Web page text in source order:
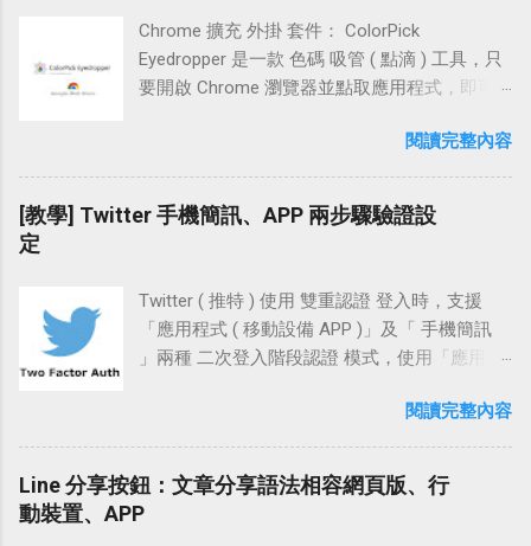
是否要登入，這裡點擊【登入】。 在這邊系統
提示「您已登入成功」我們按下【確定】，回
到「電腦版」就可以看到成功登入 LINE 了。 小
結 行動裝置不開啟「未知的來源 ( Android )」
平日每人的使用習慣不一，尤其是電腦裝置常
入還來的安全一些些。
「進階設定」下方的輸入框中，「輸入自己的
網址」並按下【儲存】 出現提示：「無法使用
裸域名」綁定 Blogger 的訊息，並要求我們新增
「blog」。這邊可以右鍵點選【設定說明】在
「瀏覽器」開一新分頁，觀察一下該如何設
置。 以「頂層網域」來觀察，頁面中提示需在
自己的 DNS 平台中設定一個「CNAME 記錄
www.techcoke.com」的話 ( * 網址列輸入
techcoke.com 會直接跳轉到
www.techcoke.com )，還需設置四筆「 A 記
錄」並指向 Blogger 給的 IP 位址。 「瀏覽器」
面中提示： 在 CNAME 記錄中，除了需要一筆
將「www 指向 ghs.google.com」的記錄，還需
密鑰對 ) 外，還能加載現有 金鑰 進行簡易修
編。例如幫私鑰加入密碼，變更私鑰密碼，或
是變更金鑰註解 ( Key comment )。 Windows
上如果要連線到 Red Hat OpenShift 、Google
配，能方便的建立起 SSH 的連線。 文章中使用
與私鑰」密鑰對 更改金鑰註解 ( Key comment )
私鑰加上密碼，匯入現有私鑰 軟體檔案 軟體名
稱：PuTTYgen 檔案連結： PuTTY Download
生 SSH 連線 RSA、DSA 公鑰和私鑰密鑰對，加
載現有私鑰進行簡易修編。例如：幫私鑰加入
密碼，變更私鑰密碼，或是變更金鑰註解 ( Key
comment )。 使用方式 下載 PuTTYgen 前往
Chrome 擴充 外掛 套件： ColorPick
Eyedropper 是一款 色碼 吸管 ( 點滴 ) 工具，只
要開啟 Chrome 瀏覽器並點取應用程式，即可
碼 ( 十六進位值色碼 ) 及 RGB 色彩，在使用上
非常便利。 產品特點 使用鼠標在網頁上的任何
位置選擇顏色！ 可預覽像素並縮放顏色選擇
器。 使用箭頭鍵拖動預覽微調。 方便的複製查
安裝版）。 轉換 RGB 到 HEX，轉換 HEX 到
RGB（僅適用於 Windows 主機安裝版）。 保留
上一次選擇的歷史顏色。 軟體資訊 軟體名稱：
ColorPick Eyedropper 軟體性質：Chrome 免費
http://vidsbee.com/ColorPick/ 檔案下載：
Chrome 安裝版連結 ｜ 主機安裝版官網鏈結 附
閱讀完整內容
[教學] Twitter 手機簡訊、APP 兩步驟驗證設
定
Twitter ( 推特 ) 使用 雙重認證 登入時，支援
「應用程式 ( 移動設備 APP )」及「 手機簡訊
」兩種 二次登入階段認證 模式，使用「應用程
裝 Twitter app 並設置登入憑證，那手機 app 中
會自動跳出登入的批准訊息，點擊批准後電腦
端即可直接登入。 使用「簡訊」的方式登入電
腦版網站時，Twitter 會傳送 登入的憑證 代碼至
閱讀完整內容
Line 分享按鈕：文章分享語法相容網頁版、行
動裝置、APP